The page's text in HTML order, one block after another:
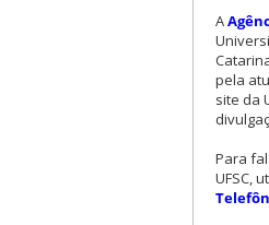
A
pela
site da
Para
UFSC,